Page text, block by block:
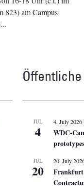
823) am Campus
JUL
4
4. July 2026
WDC-
prototypes
JUL
20
20. July
Frankfurt